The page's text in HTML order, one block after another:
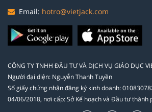
Email: hotro@vietjack.com
CÔNG TY TNHH ĐẦU TƯ VÀ DỊCH VỤ GIÁO DỤC
Người đại diện: Nguyễn Thanh Tuyền
Số giấy chứng nhận đăng ký kinh doanh:
04/06/2018, nơi cấp: Sở Kế hoạch và Đầu tư thành